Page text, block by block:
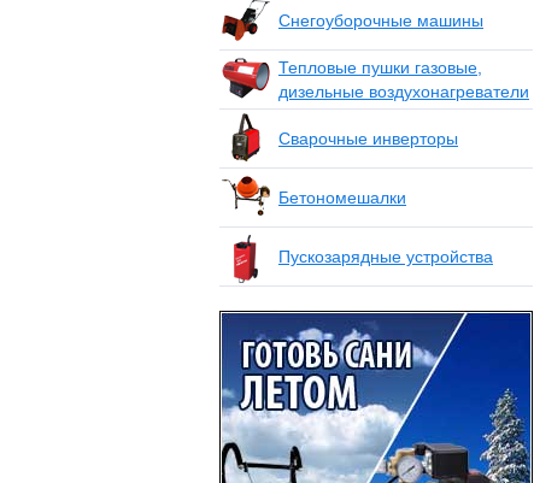
Снегоуборочные машины
Тепловые пушки газовые,
дизельные воздухонагреватели
Сварочные инверторы
Бетономешалки
Пускозарядные устройства